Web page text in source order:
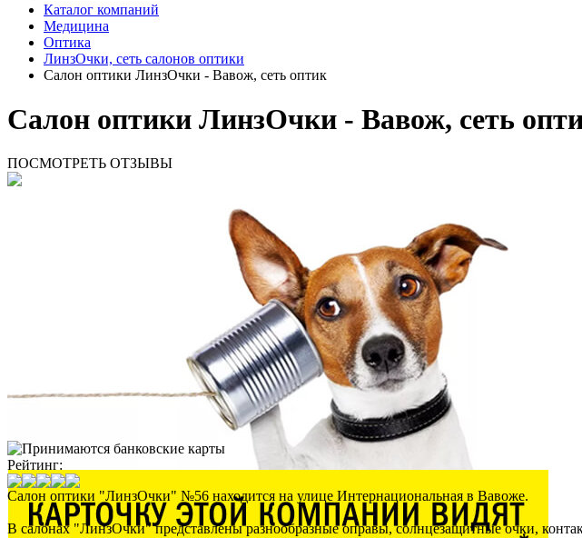
Каталог компаний
Медицина
Оптика
ЛинзОчки, сеть салонов оптики
Салон оптики ЛинзОчки - Вавож, сеть оптик
Салон оптики ЛинзОчки - Вавож, сеть
ПОСМОТРЕТЬ ОТЗЫВЫ
Рейтинг:
Салон оптики "ЛинзОчки" №56 находится на улице Интернациональная в Вавоже.
В салонах "ЛинзОчки" представлены разнообразные оправы, солнцезащитные очки,